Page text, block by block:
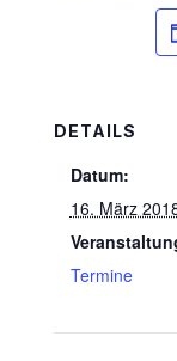
DETAILS
Datum:
16. März
Termine